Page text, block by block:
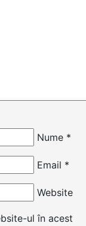
Nume *
Email *
Website
ul în acest